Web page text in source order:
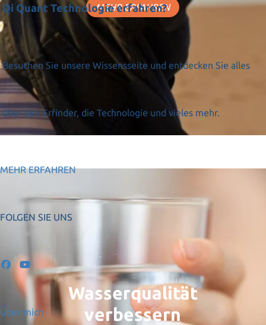
Qi Quant Technologie erfahren?
Besuchen Sie unsere Wissensseite und entdecken Sie alles
über den Erfinder, die Technologie und vieles mehr.
MEHR ERFAHREN
FOLGEN SIE UNS
Über mich
MEHR ERFAHREN
Wasserqualität
verbessern